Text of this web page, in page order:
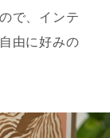
で、インテ
由に好みの